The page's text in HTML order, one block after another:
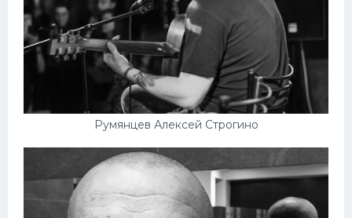
Румянцев Алексей Строгино